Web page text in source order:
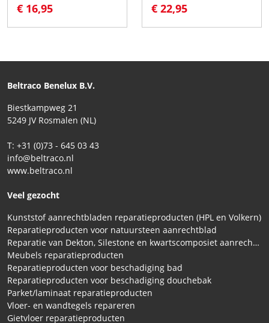
€ 16,95 € 22,95
Beltraco Benelux B.V.
Biestkampweg 21
5249 JV Rosmalen (NL)
T: +31 (0)73 - 645 03 43
info@beltraco.nl
www.beltraco.nl
Veel gezocht
Kunststof aanrechtbladen reparatieproducten (HPL en Volkern)
Reparatieproducten voor natuursteen aanrechtblad
Reparatie van Dekton, Silestone en kwartscomposiet aanrechtbladen
Meubels reparatieproducten
Reparatieproducten voor beschadiging bad
Reparatieproducten voor beschadiging douchebak
Parket/laminaat reparatieproducten
Vloer- en wandtegels repareren
Gietvloer reparatieproducten